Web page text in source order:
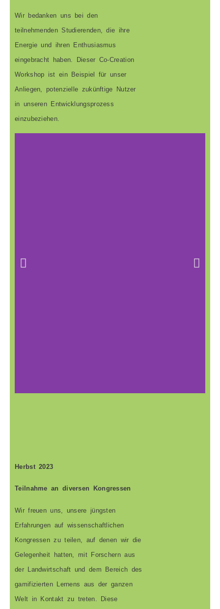
Wir bedanken uns bei den
teilnehmenden Studierenden, die ihre
Energie und ihren Enthusiasmus
eingebracht haben. Dieser Co-Creation
Workshop ist ein Beispiel für unser
Anliegen, potenzielle zukünftige Nutzer
in unseren Entwicklungsprozess
einzubeziehen.
Herbst 2023
Teilnahme an diversen Kongressen
Wir freuen uns, unsere jüngsten
Erfahrungen auf wissenschaftlichen
Kongressen zu teilen, auf denen wir die
Gelegenheit hatten, mit Forschern aus
der Landwirtschaft und dem Bereich des
gamifizierten Lernens aus der ganzen
Welt in Kontakt zu treten. Diese